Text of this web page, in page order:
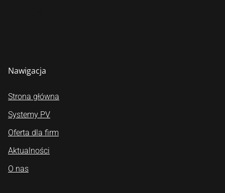
Nawigacja
Strona główna
Systemy PV
Oferta dla firm
Aktualności
O nas